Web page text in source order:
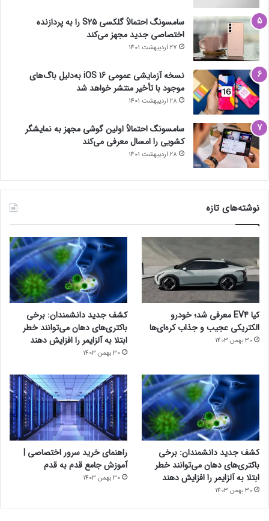
سامسونگ احتمالاً گلکسی S25 را به پردازنده
اختصاصی جدید مجهز می‌کند
27 اردیبهشت 1401
نسخه آزمایشی عمومی iOS 16 به‌دلیل باگ‌های
موجود با تأخیر منتشر خواهد شد
28 اردیبهشت 1401
سامسونگ احتمالاً اولین گوشی مجهز به نمایشگر
کشویی را امسال معرفی می‌کند
28 اردیبهشت 1401
نوشته‌های تازه
کیا EV4 معرفی شد؛ خودرو
الکتریکی عجیب و جذاب کره‌ای‌ها
30 بهمن 1403
کشف جدید دانشمندان: برخی
باکتری‌های دهان می‌توانند خطر
ابتلا به آلزایمر را افزایش دهند
30 بهمن 1403
کشف جدید دانشمندان: برخی
باکتری‌های دهان می‌توانند خطر
ابتلا به آلزایمر را افزایش دهند
30 بهمن 1403
راهنمای خرید سرور اختصاصی |
آموزش جامع قدم به قدم
30 بهمن 1403